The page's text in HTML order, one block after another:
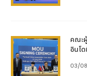
“Chang
ชวงศ์หมิง) โดยมนุษ
วัตถุที่จัดแสดง พร้อ
เหล่านักปราชญ์แห่ง
ทางปัญญาครั้งสำคัญ
คณะ
อินโ
03/